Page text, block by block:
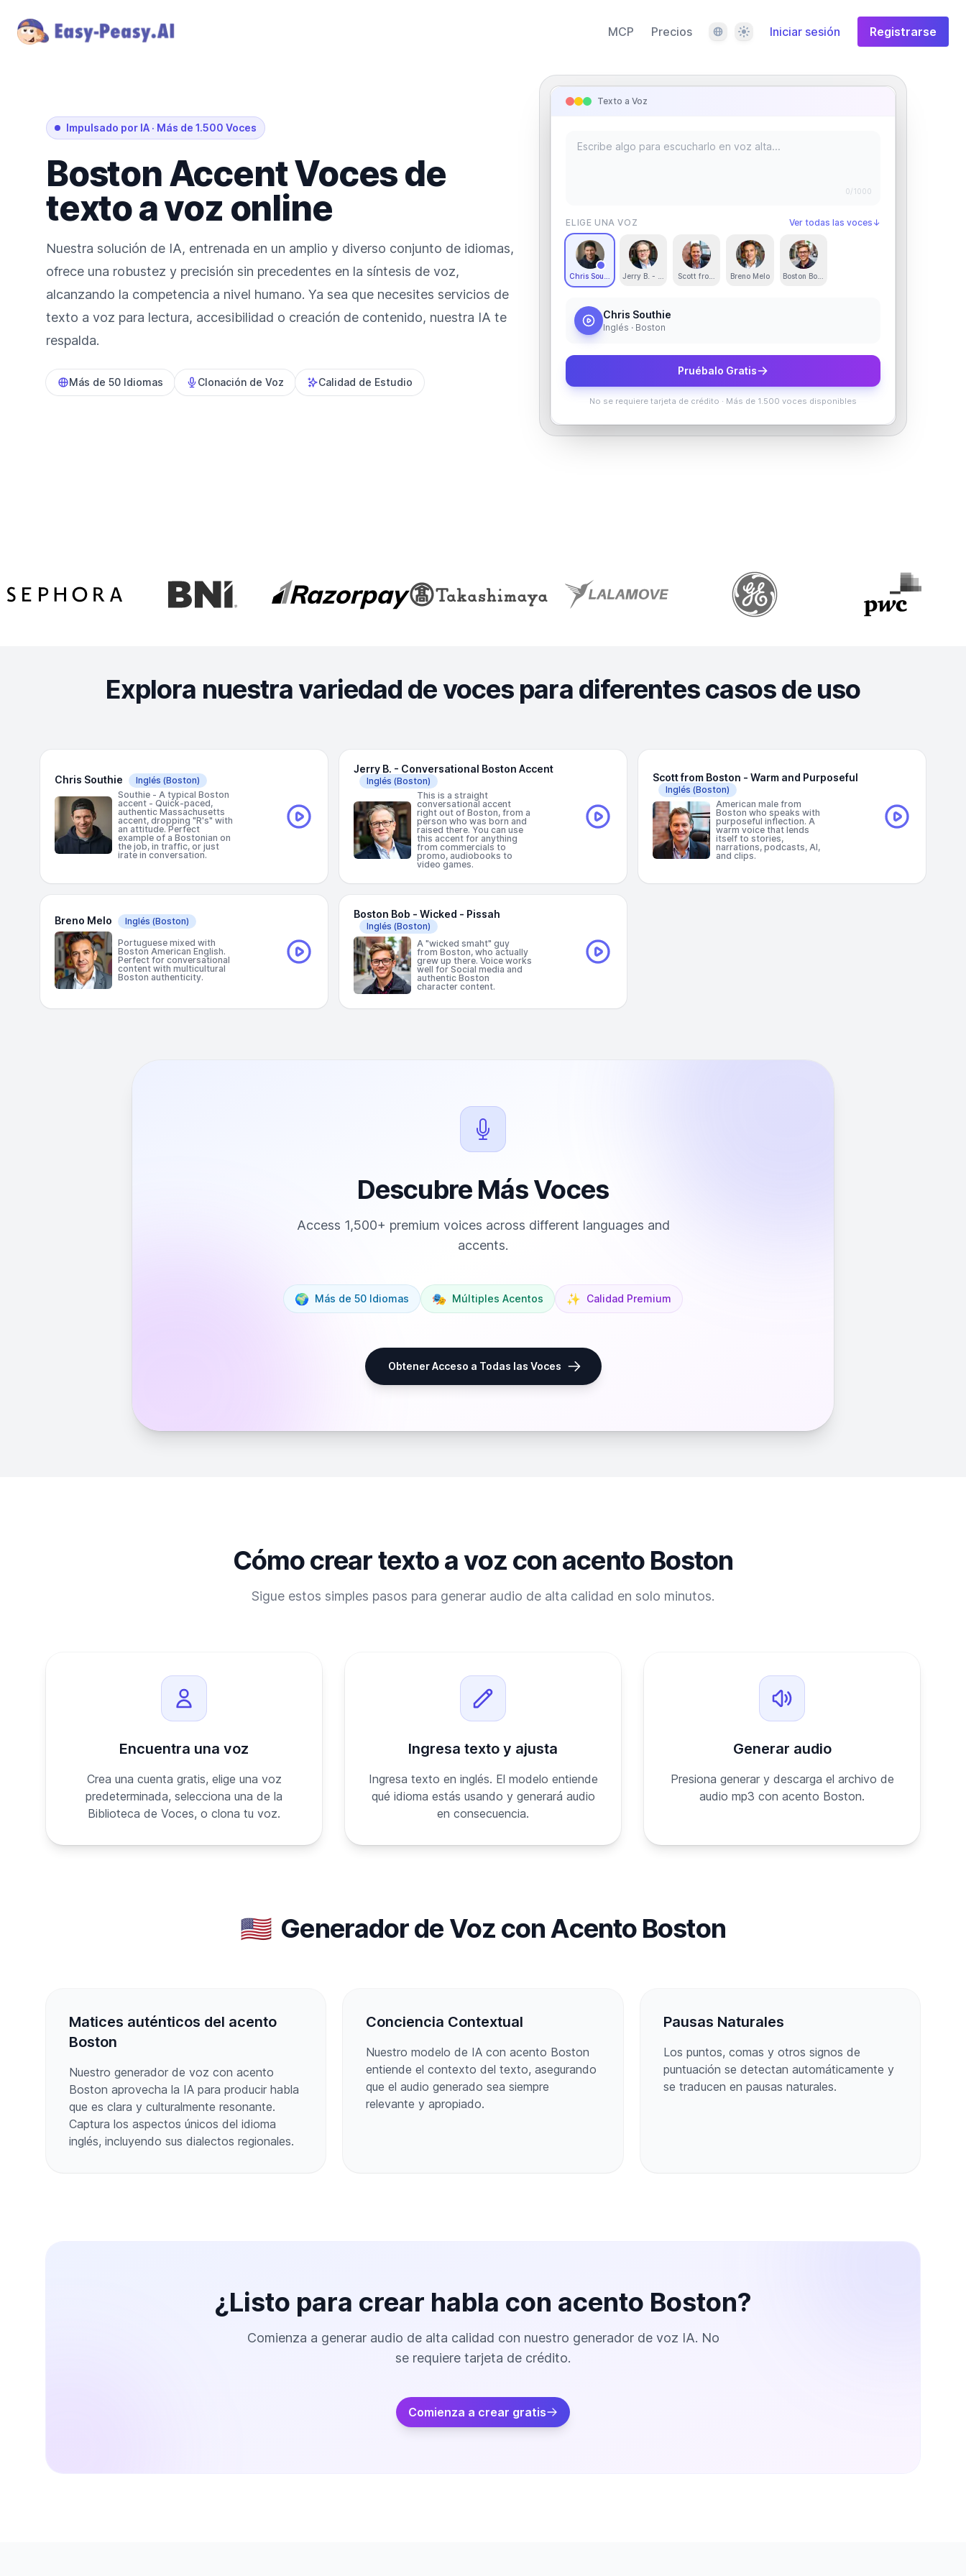
MCP Precios IdiomaTema Iniciar sesión Registrarse
Impulsado por IA · Más de 1.500 Voces
BostonAccentVoces de
texto a voz online
Nuestra solución de IA, entrenada en un amplio y diverso conjunto de idiomas,
ofrece una robustez y precisión sin precedentes en la síntesis de voz,
alcanzando la competencia a nivel humano. Ya sea que necesites servicios de
texto a voz para lectura, accesibilidad o creación de contenido, nuestra IA te
respalda.
Más de 50 Idiomas Clonación de Voz Calidad de Estudio
Texto a Voz
0/1000
ELIGE UNA VOZ Ver todas las voces ↓
Chris Southie Jerry B. - Conversational Boston Accent
Scott from Boston - Warm and Purposeful
Breno Melo Boston Bob - Wicked - Pissah
Chris Southie
Inglés · Boston
Pruébalo Gratis
No se requiere tarjeta de crédito · Más de 1.500 voces disponibles
Explora nuestra variedad de voces para diferentes casos de uso
Chris Southie Inglés (Boston)
Southie - A typical Boston
accent - Quick-paced,
authentic Massachusetts
accent, dropping "R's" with
an attitude. Perfect
example of a Bostonian on
the job, in traffic, or just
irate in conversation.
Jerry B. - Conversational Boston Accent
Inglés (Boston)
This is a straight
conversational accent
right out of Boston, from a
person who was born and
raised there. You can use
this accent for anything
from commercials to
promo, audiobooks to
video games.
Scott from Boston - Warm and Purposeful
Inglés (Boston)
American male from
Boston who speaks with
purposeful inflection. A
warm voice that lends
itself to stories,
narrations, podcasts, AI,
and clips.
Breno Melo Inglés (Boston)
Portuguese mixed with
Boston American English.
Perfect for conversational
content with multicultural
Boston authenticity.
Boston Bob - Wicked - Pissah
Inglés (Boston)
A "wicked smaht" guy
from Boston, who actually
grew up there. Voice works
well for Social media and
authentic Boston
character content.
Descubre Más Voces
Access 1,500+ premium voices across different languages and
accents.
🌍 Más de 50 Idiomas 🎭 Múltiples Acentos ✨ Calidad Premium
Obtener Acceso a Todas las Voces
Cómo crear texto a voz con acento Boston
Sigue estos simples pasos para generar audio de alta calidad en solo minutos.
Encuentra una voz
Crea una cuenta gratis, elige una voz
predeterminada, selecciona una de la
Biblioteca de Voces, o clona tu voz.
Ingresa texto y ajusta
Ingresa texto en inglés. El modelo entiende
qué idioma estás usando y generará audio
en consecuencia.
Generar audio
Presiona generar y descarga el archivo de
audio mp3 con acento Boston.
🇺🇸 Generador de Voz con Acento Boston
Matices auténticos del acento
Boston
Nuestro generador de voz con acento
Boston aprovecha la IA para producir habla
que es clara y culturalmente resonante.
Captura los aspectos únicos del idioma
inglés, incluyendo sus dialectos regionales.
Conciencia Contextual
Nuestro modelo de IA con acento Boston
entiende el contexto del texto, asegurando
que el audio generado sea siempre
relevante y apropiado.
Pausas Naturales
Los puntos, comas y otros signos de
puntuación se detectan automáticamente y
se traducen en pausas naturales.
¿Listo para crear habla con acento Boston?
Comienza a generar audio de alta calidad con nuestro generador de voz IA. No
se requiere tarjeta de crédito.
Comienza a crear gratis